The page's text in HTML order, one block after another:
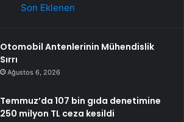
Son Eklenen
Otomobil Antenlerinin Mühendislik
Sırrı
Ağustos 6, 2026
Temmuz’da 107 bin gıda denetimine
250 milyon TL ceza kesildi